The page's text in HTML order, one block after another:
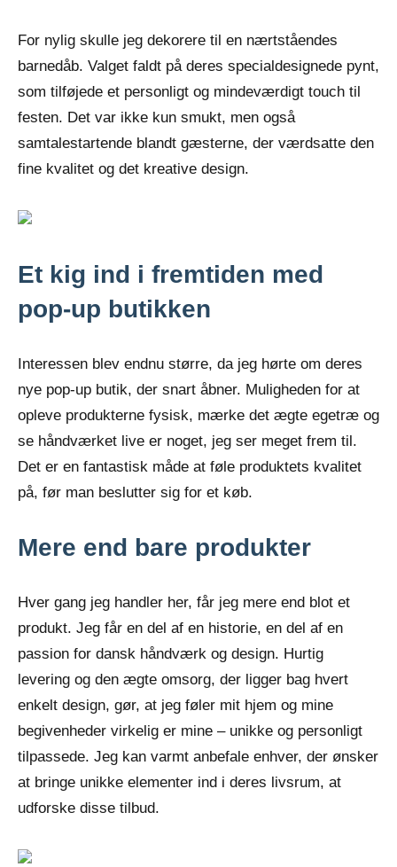
For nylig skulle jeg dekorere til en nærtståendes
barnedåb. Valget faldt på deres specialdesignede pynt,
som tilføjede et personligt og mindeværdigt touch til
festen. Det var ikke kun smukt, men også
samtalestartende blandt gæsterne, der værdsatte den
fine kvalitet og det kreative design.
Et kig ind i fremtiden med
pop-up butikken
Interessen blev endnu større, da jeg hørte om deres
nye pop-up butik, der snart åbner. Muligheden for at
opleve produkterne fysisk, mærke det ægte egetræ og
se håndværket live er noget, jeg ser meget frem til.
Det er en fantastisk måde at føle produktets kvalitet
på, før man beslutter sig for et køb.
Mere end bare produkter
Hver gang jeg handler her, får jeg mere end blot et
produkt. Jeg får en del af en historie, en del af en
passion for dansk håndværk og design. Hurtig
levering og den ægte omsorg, der ligger bag hvert
enkelt design, gør, at jeg føler mit hjem og mine
begivenheder virkelig er mine – unikke og personligt
tilpassede. Jeg kan varmt anbefale enhver, der ønsker
at bringe unikke elementer ind i deres livsrum, at
udforske disse tilbud.